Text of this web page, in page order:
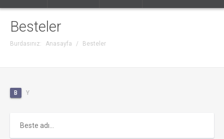
Besteler
Burdasınız: Anasayfa / Besteler
B Y